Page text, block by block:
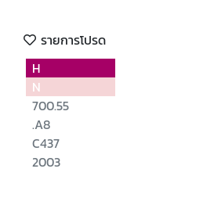
รายการโปรด
H
N
700.55
.A8
C437
2003